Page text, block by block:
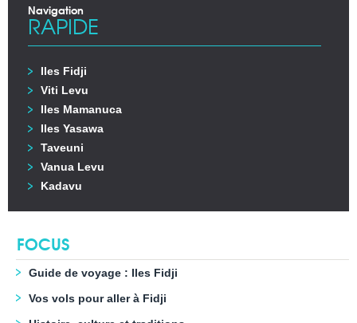
Navigation
RAPIDE
Iles Fidji
Viti Levu
Iles Mamanuca
Iles Yasawa
Taveuni
Vanua Levu
Kadavu
FOCUS
Guide de voyage : Iles Fidji
Vos vols pour aller à Fidji